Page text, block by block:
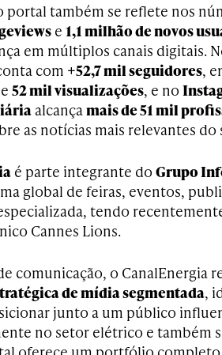
portal também se reflete nos
e 1,1 milhão de novos
em múltiplos canais digitais.
com +52,7 mil seguidores,
52 mil visualizações, e no
alcançamais de 51 mil
as notícias mais relevantes do
é parte integrante do Grupo
global de feiras, eventos,
tendo
Cannes Lions.
comunicação, o CanalEnergia
de mídia segmentada,
junto a um público
no setor elétrico e também